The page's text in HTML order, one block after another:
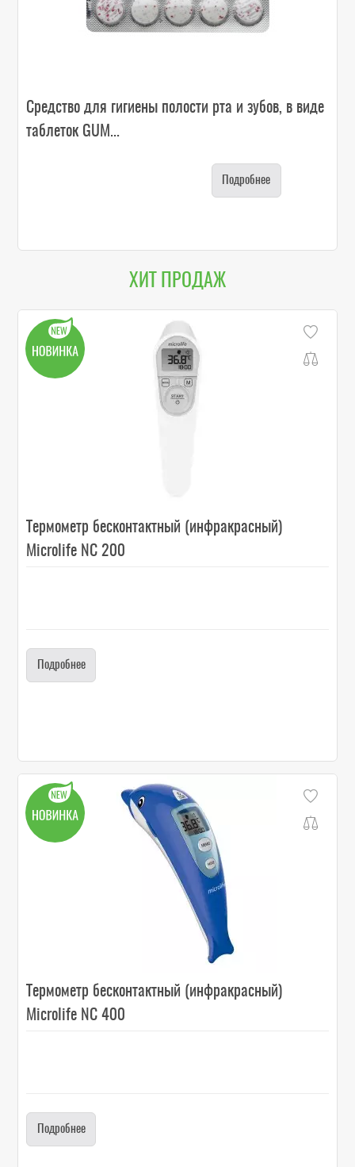
Средство для гигиены полости рта и зубов, в виде
таблеток GUM...
Подробнее
ХИТ ПРОДАЖ
Термометр бесконтактный (инфракрасный)
Microlife NC 200
Подробнее
Термометр бесконтактный (инфракрасный)
Microlife NC 400
Подробнее